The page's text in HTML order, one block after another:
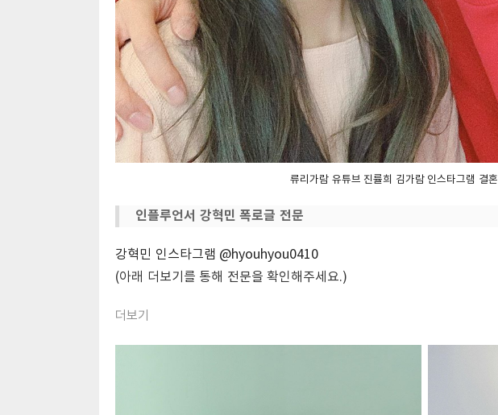
류리가람 유튜브 진률희 김가람 인스타그램 결혼
인플루언서 강혁민 폭로글 전문
강혁민 인스타그램 @hyouhyou0410
(아래 더보기를 통해 전문을 확인해주세요.)
더보기